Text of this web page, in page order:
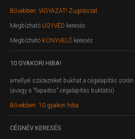
Bővebben: VIGYÁZAT! Zugírászat
Megbízható ÜGYVÉD keresés
Megbízható KÖNYVELŐ keresés
10 GYAKORI HIBA!
amellyel százezreket bukhat a cégalapítás során.
(avagy a "fapados" cégalapítás buktatói)
Bővebben: 10 gyakori hiba
CÉGNÉV KERESÉS